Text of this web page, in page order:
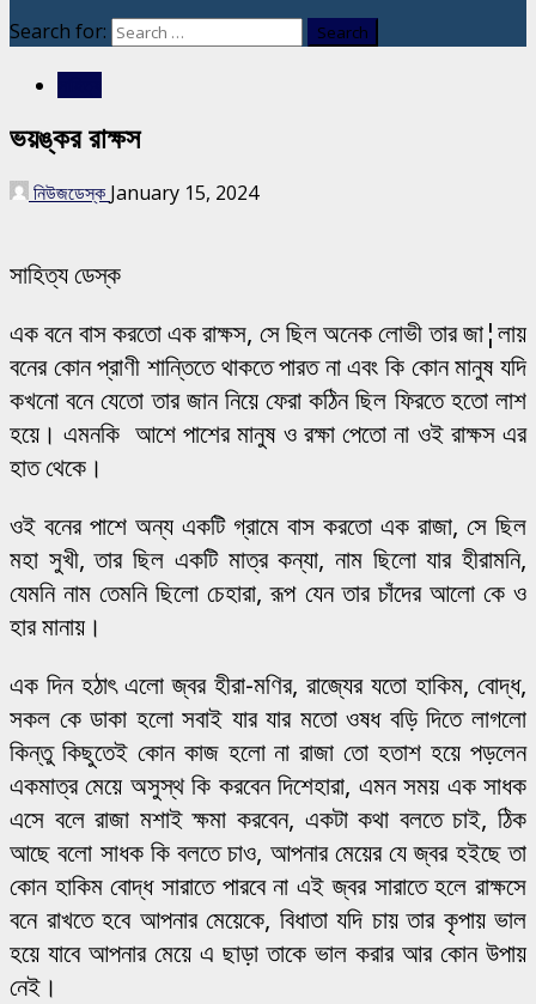
Search for:
ভয়ঙ্কর রাক্ষস
নিউজডেস্ক January 15, 2024
সাহিত্য ডেস্ক
এক বনে বাস করতো এক রাক্ষস, সে ছিল অনেক লোভী তার জা¦লায়
বনের কোন প্রাণী শান্তিতে থাকতে পারত না এবং কি কোন মানুষ যদি
কখনো বনে যেতো তার জান নিয়ে ফেরা কঠিন ছিল ফিরতে হতো লাশ
হয়ে। এমনকি আশে পাশের মানুষ ও রক্ষা পেতো না ওই রাক্ষস এর
হাত থেকে।
ওই বনের পাশে অন্য একটি গ্রামে বাস করতো এক রাজা, সে ছিল
মহা সুখী, তার ছিল একটি মাত্র কন্যা, নাম ছিলো যার হীরামনি,
যেমনি নাম তেমনি ছিলো চেহারা, রূপ যেন তার চাঁদের আলো কে ও
হার মানায়।
এক দিন হঠাৎ এলো জ্বর হীরা-মণির, রাজ্যের যতো হাকিম, বোদ্ধ,
সকল কে ডাকা হলো সবাই যার যার মতো ওষধ বড়ি দিতে লাগলো
কিন্তু কিছুতেই কোন কাজ হলো না রাজা তো হতাশ হয়ে পড়লেন
একমাত্র মেয়ে অসুস্থ কি করবেন দিশেহারা, এমন সময় এক সাধক
এসে বলে রাজা মশাই ক্ষমা করবেন, একটা কথা বলতে চাই, ঠিক
আছে বলো সাধক কি বলতে চাও, আপনার মেয়ের যে জ্বর হইছে তা
কোন হাকিম বোদ্ধ সারাতে পারবে না এই জ্বর সারাতে হলে রাক্ষসে
বনে রাখতে হবে আপনার মেয়েকে, বিধাতা যদি চায় তার কৃপায় ভাল
হয়ে যাবে আপনার মেয়ে এ ছাড়া তাকে ভাল করার আর কোন উপায়
নেই।